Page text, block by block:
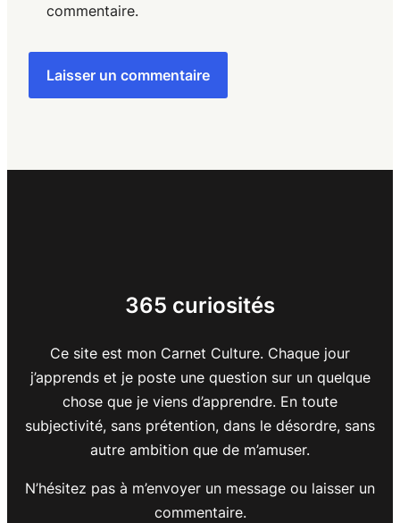
commentaire.
365 curiosités
Ce site est mon Carnet Culture. Chaque jour
j’apprends et je poste une question sur un quelque
chose que je viens d’apprendre. En toute
subjectivité, sans prétention, dans le désordre, sans
autre ambition que de m’amuser.
N’hésitez pas à m’envoyer un message ou laisser un
commentaire.